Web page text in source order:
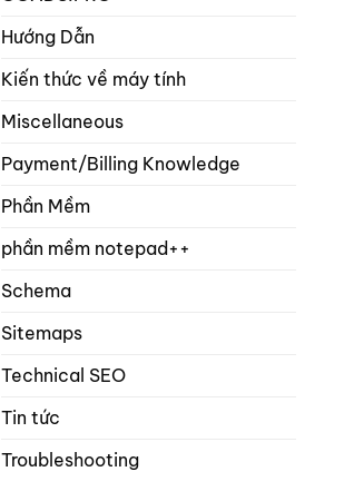
Hướng Dẫn
Kiến thức về máy tính
Miscellaneous
Payment/Billing Knowledge
Phần Mềm
phần mềm notepad++
Schema
Sitemaps
Technical SEO
Tin tức
Troubleshooting